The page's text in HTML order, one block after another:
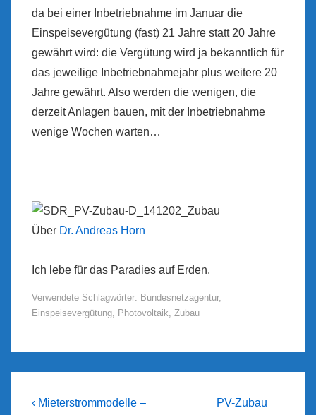
da bei einer Inbetriebnahme im Januar die
Einspeisevergütung (fast) 21 Jahre statt 20 Jahre
gewährt wird: die Vergütung wird ja bekanntlich für
das jeweilige Inbetriebnahmejahr plus weitere 20
Jahre gewährt. Also werden die wenigen, die
derzeit Anlagen bauen, mit der Inbetriebnahme
wenige Wochen warten…
Über Dr. Andreas Horn
Ich lebe für das Paradies auf Erden.
Verwendete Schlagwörter: Bundesnetzagentur,
Einspeisevergütung, Photovoltaik, Zubau
Beitragsnavigation
Previous
‹ Mieterstrommodelle –
Next
PV-Zubau